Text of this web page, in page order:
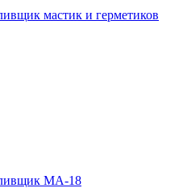
мастик и герметиков
МА-18